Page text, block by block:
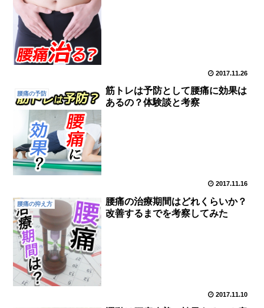
2017.11.26
腰痛の予防
筋トレは予防として腰痛に効果は
あるの？体験談と考察
2017.11.16
腰痛の抑え方
腰痛の治療期間はどれくらいか？
改善するまでを考察してみた
2017.11.10